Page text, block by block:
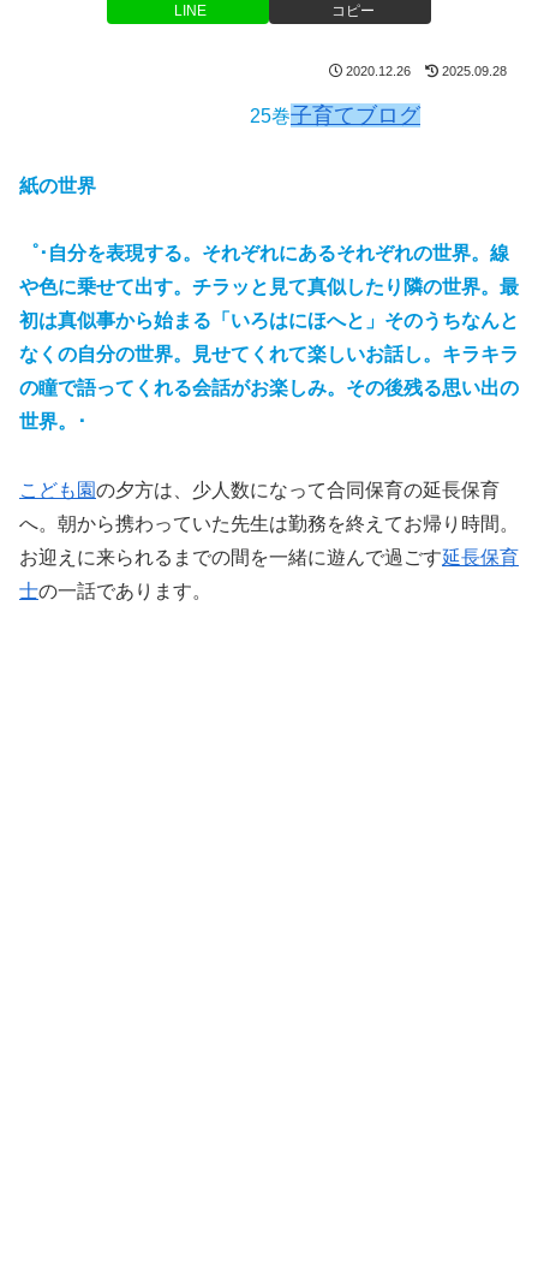
LINE コピー
2020.12.26 2025.09.28
25巻子育てブログ
紙の世界
゜･自分を表現する。 それぞれにあるそれぞれの世界。線
や色に乗せて出す。チラッと見て真似したり 隣の世界。最
初は真似事から始まる「いろはにほへと」そのうちなんと
なくの自分の世界。見せてくれて楽しいお話し。キラキラ
の瞳で語ってくれる会話がお楽しみ。その後残る思い出の
世界。･
こども園の夕方は、少人数になって合同保育の延長保育
へ。朝から携わっていた先生は勤務を終えてお帰り時間。
お迎えに来られるまでの間を一緒に遊んで過ごす延長保育
士の一話であります。